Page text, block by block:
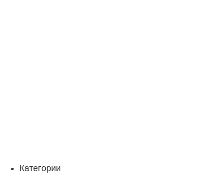
Категории